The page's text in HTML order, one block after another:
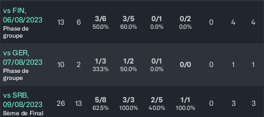
vs FIN,
06/08/2023
Phase de
groupe
13 6 3/6
50.0%
3/5
60.0%
0/1
0.0%
0/2
0.0% 0 4 4
vs GER,
07/08/2023
Phase de
groupe
10 2 1/3
33.3%
1/2
50.0%
0/1
0.0% 0/0 0 1 1
vs SRB,
09/08/2023
8ème de Final
26 13 5/8
62.5%
3/3
100.0%
2/5
40.0%
1/1
100.0% 0 3 3